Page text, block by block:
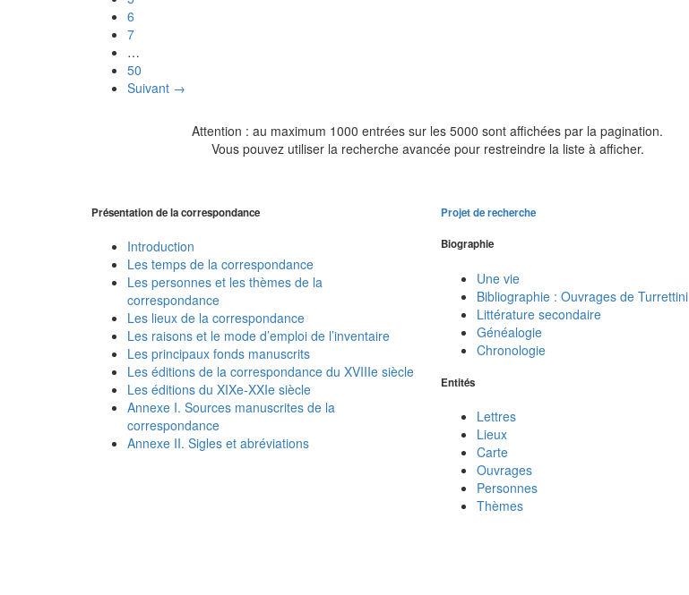
6
7
…
50
Suivant →
Attention : au maximum 1000 entrées sur les 5000 sont affichées par la pagination.
Vous pouvez utiliser la recherche avancée pour restreindre la liste à afficher.
Présentation de la correspondance
Introduction
Les temps de la correspondance
Les personnes et les thèmes de la
correspondance
Les lieux de la correspondance
Les raisons et le mode d’emploi de l’inventaire
Les principaux fonds manuscrits
Les éditions de la correspondance du XVIIIe siècle
Les éditions du XIXe-XXIe siècle
Annexe I. Sources manuscrites de la
correspondance
Annexe II. Sigles et abréviations
Projet de recherche
Biographie
Une vie
Bibliographie : Ouvrages de Turrettini
Littérature secondaire
Généalogie
Chronologie
Entités
Lettres
Lieux
Carte
Ouvrages
Personnes
Thèmes